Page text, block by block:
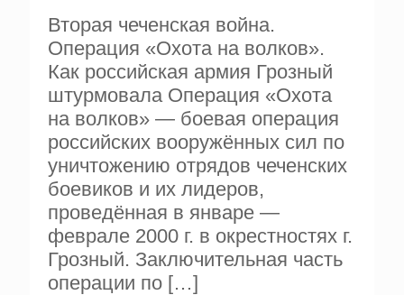
Вторая чеченская война.
Операция «Охота на волков».
Как российская армия Грозный
штурмовала Операция «Охота
на волков» — боевая операция
российских вооружённых сил по
уничтожению отрядов чеченских
боевиков и их лидеров,
проведённая в январе —
феврале 2000 г. в окрестностях г.
Грозный. Заключительная часть
операции по […]